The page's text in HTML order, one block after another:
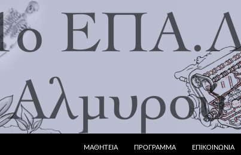
ΜΑΘΗΤΕΙΑ
ΠΡΟΓΡΑΜΜΑ ΕΠΙΚΟΙΝΩΝΙΑ